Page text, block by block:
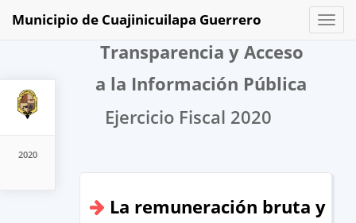
2020
Toggle
Municipio de Cuajinicuilapa Guerrero
Transparencia y Acceso
a la Información Pública
Ejercicio Fiscal 2020
La remuneración bruta y